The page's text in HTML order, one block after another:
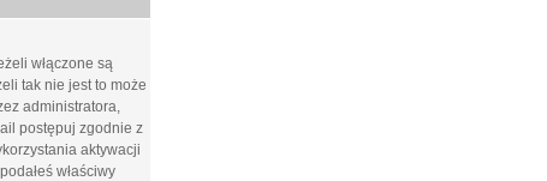
włączone są
tak nie jest to może
administratora,
postępuj zgodnie z
aktywacji
właściwy